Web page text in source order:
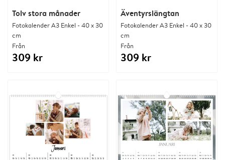
Tolv stora månader
Fotokalender A3 Enkel - 40 x 30
cm
Från
309 kr
Äventyrslängtan
Fotokalender A3 Enkel - 40 x 30
cm
Från
309 kr